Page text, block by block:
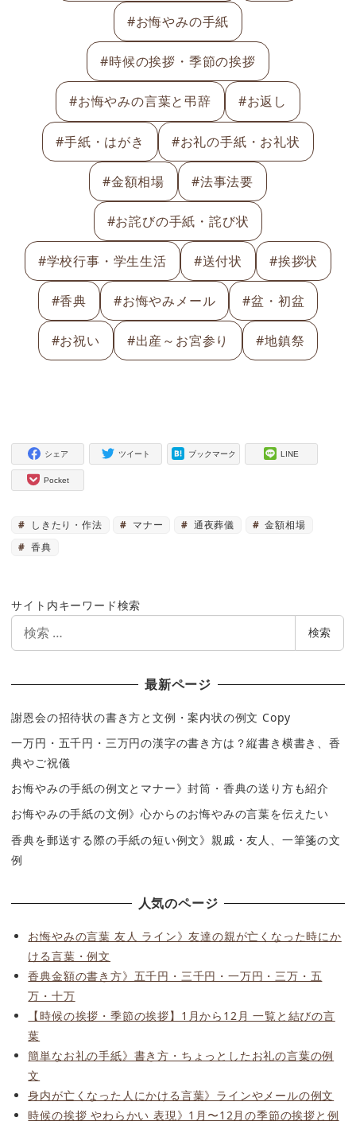
#お悔やみの手紙
#時候の挨拶・季節の挨拶
#お悔やみの言葉と弔辞 #お返し
#手紙・はがき #お礼の手紙・お礼状
#金額相場 #法事法要
#お詫びの手紙・詫び状
#学校行事・学生生活 #送付状 #挨拶状
#香典 #お悔やみメール #盆・初盆
#お祝い #出産～お宮参り #地鎮祭
シェア ツイート ブックマーク LINE
Pocket
しきたり・作法 マナー 通夜葬儀
金額相場
香典
サイト内キーワード検索
索
検索
最新ページ
謝恩会の招待状の書き方と文例・案内状の例文 Copy
一万円・五千円・三万円の漢字の書き方は？縦書き横書き、香
典やご祝儀
お悔やみの手紙の例文とマナー》封筒・香典の送り方も紹介
お悔やみの手紙の文例》心からのお悔やみの言葉を伝えたい
香典を郵送する際の手紙の短い例文》親戚・友人、一筆箋の文
例
人気のページ
お悔やみの言葉 友人 ライン》友達の親が亡くなった時にか
ける言葉・例文
香典金額の書き方》五千円・三千円・一万円・三万・五
万・十万
【時候の挨拶・季節の挨拶】1月から12月 一覧と結びの言
葉
簡単なお礼の手紙》書き方・ちょっとしたお礼の言葉の例
文
身内が亡くなった人にかける言葉》ラインやメールの例文
時候の挨拶 やわらかい 表現》1月〜12月の季節の挨拶と例